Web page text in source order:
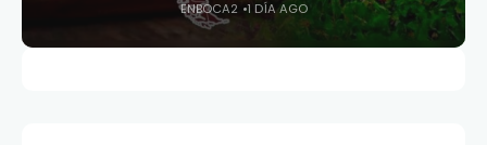
ENBOCA2 1 DÍA AGO